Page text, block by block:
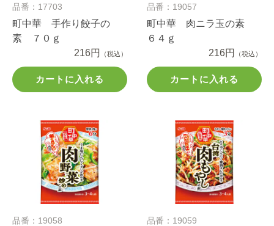
品番：17703
町中華 手作り餃子の
素 ７０ｇ
216円
（税込）
カートに入れる
品番：19057
町中華 肉ニラ玉の素
６４ｇ
216円
（税込）
カートに入れる
品番：19058 品番：19059